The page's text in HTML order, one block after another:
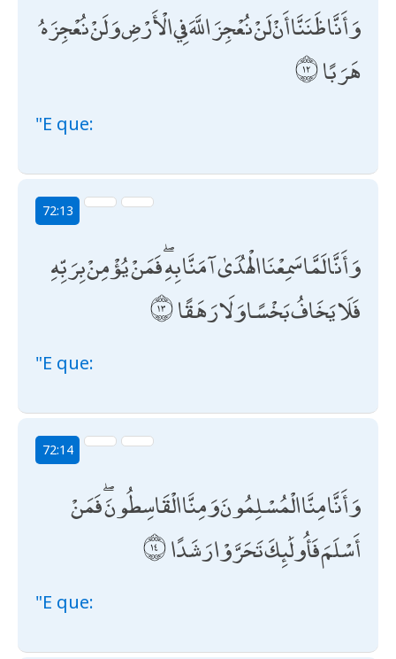
وَأَنَّا ظَنَنَّا أَنْ لَنْ نُعْجِزَ اللَّهَ فِي الْأَرْضِ وَلَنْ نُعْجِزَهُ
هَرَبًا
"E que:
72:13
وَأَنَّا لَمَّا سَمِعْنَا الْهُدَىٰ آمَنَّا بِهِ ۖ فَمَنْ يُؤْمِنْ بِرَبِّهِ
فَلَا يَخَافُ بَخْسًا وَلَا رَهَقًا
"E que:
72:14
وَأَنَّا مِنَّا الْمُسْلِمُونَ وَمِنَّا الْقَاسِطُونَ ۖ فَمَنْ
أَسْلَمَ فَأُولَٰئِكَ تَحَرَّوْا رَشَدًا
"E que: